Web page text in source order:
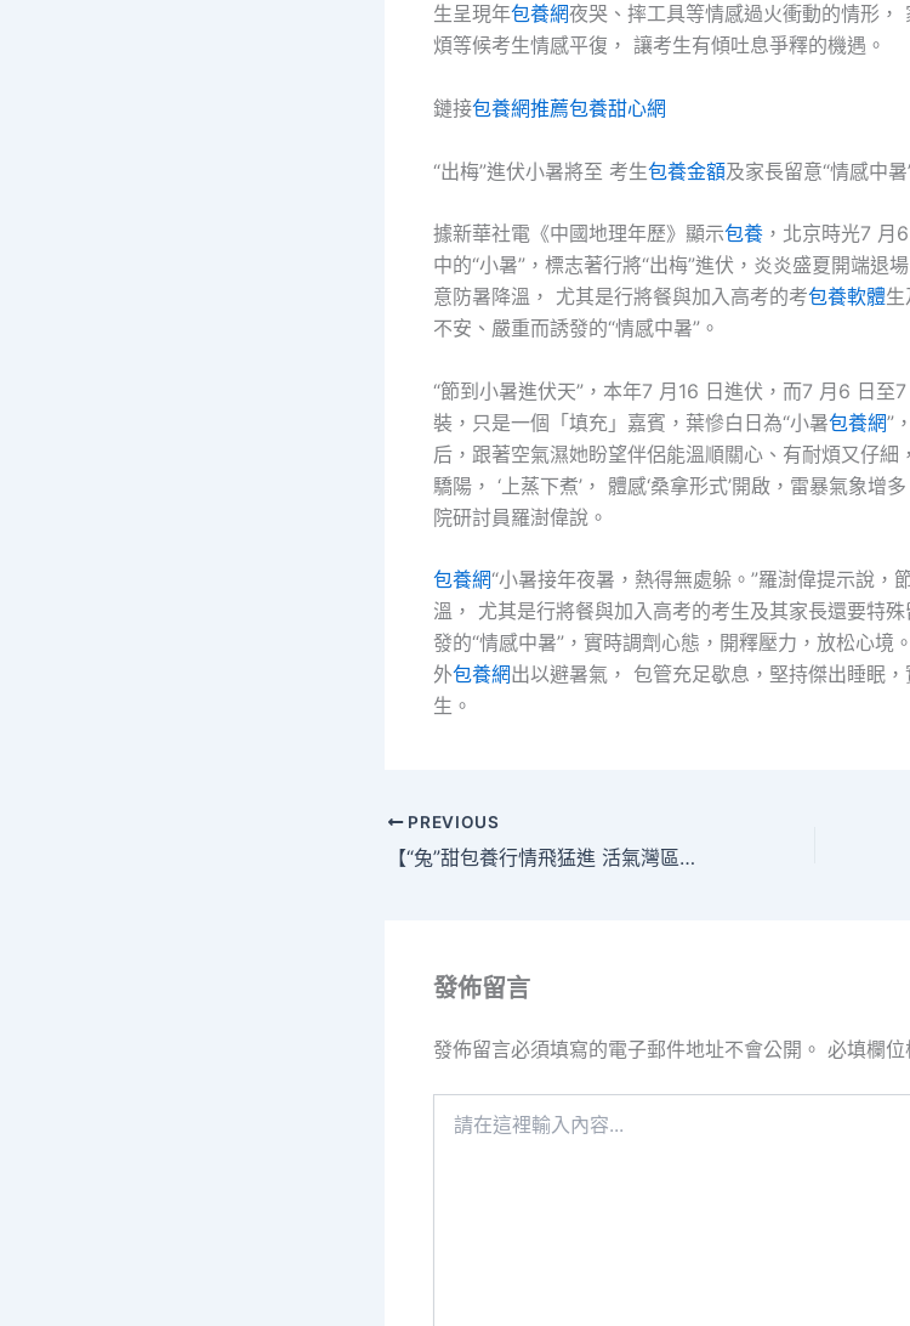
生呈現年包養網夜哭、摔工具等情感過火衝動的情形，
煩等候考生情感平復， 讓考生有傾吐息爭釋的機遇。
鏈接包養網推薦包養甜心網
“出梅”進伏小暑將至 考生包養金額及家長留意“情感中暑
據新華社電《中國地理年歷》顯示包養 ，北京時光7 月
中的“小暑”，標志著行將“出梅”進伏，炎炎盛夏開端退
意防暑降溫， 尤其是行將餐與加入高考的考包養軟體生
不安、嚴重而誘發的“情感中暑”。
“節到小暑進伏天”，本年7 月16 日進伏，而7 月6 日至
裝，只是一個「填充」嘉賓，葉慘白日為“小暑包養網”
后，跟著空氣濕她盼望伴侶能溫順關心、有耐煩又仔細
驕陽， ‘上蒸下煮’， 體感‘桑拿形式’開啟，雷暴氣象增
院研討員羅澍偉說。
包養網“小暑接年夜暑，熱得無處躲。”羅澍偉提示說，
溫， 尤其是行將餐與加入高考的考生及其家長還要特
發的“情感中暑”，實時調劑心態，開釋壓力，放松心境
外包養網出以避暑氣， 包管充足歇息，堅持傑出睡眠
生。
PREVIOUS
【“兔”甜包養行情飛猛進 活氣灣區】廣州消費熱情加快回歸 商場里“逛吃”花樣過年夜年
發佈留言
發佈留言必須填寫的電子郵件地址不會公開。 必填欄